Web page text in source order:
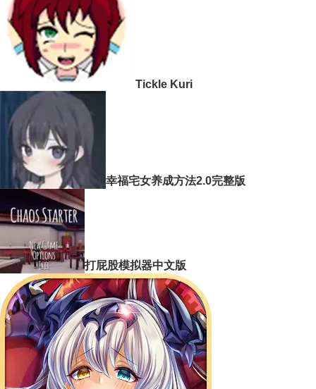
Tickle Kuri
幸福宅女养成方法2.0完整版
打屁股模拟器中文版